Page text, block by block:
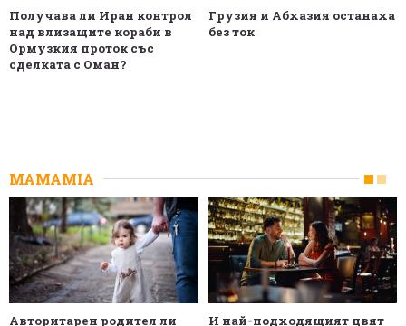
Получава ли Иран контрол
над влизащите кораби в
Ормузкия проток със
сделката с Оман?
Грузия и Абхазия останаха
без ток
MAMAMIA
Авторитарен родител ли
И най-подходящият цвят